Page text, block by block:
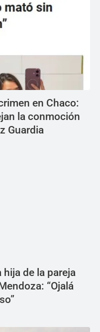
en Chaco:
la conmoción
Guardia
hija de la pareja
“Ojalá